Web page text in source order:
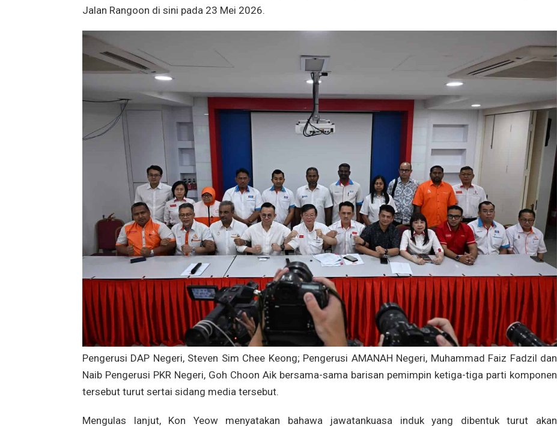
Jalan Rangoon di sini pada 23 Mei 2026.
Pengerusi DAP Negeri, Steven Sim Chee Keong; Pengerusi AMANAH Negeri, Muhammad Faiz Fadzil dan
Naib Pengerusi PKR Negeri, Goh Choon Aik bersama-sama barisan pemimpin ketiga-tiga parti komponen
tersebut turut sertai sidang media tersebut.
Mengulas lanjut, Kon Yeow menyatakan bahawa jawatankuasa induk yang dibentuk turut akan